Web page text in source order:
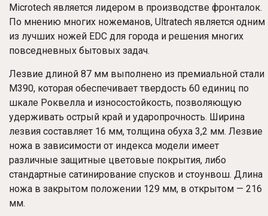
Microtech является лидером в производстве фронталок.
По мнению многих ножеманов, Ultratech является одним
из лучших ножей EDC для города и решения многих
повседневных бытовых задач.
Лезвие длиной 87 мм выполнено из премиальной стали
M390, которая обеспечивает твердость 60 единиц по
шкале Роквелла и износостойкость, позволяющую
удерживать острый край и ударопрочность. Ширина
лезвия составляет 16 мм, толщина обуха 3,2 мм. Лезвие
ножа в зависимости от индекса модели имеет
различные защитные цветовые покрытия, либо
стандартные сатинирование спусков и стоунвош. Длина
ножа в закрытом положении 129 мм, в открытом — 216
мм.